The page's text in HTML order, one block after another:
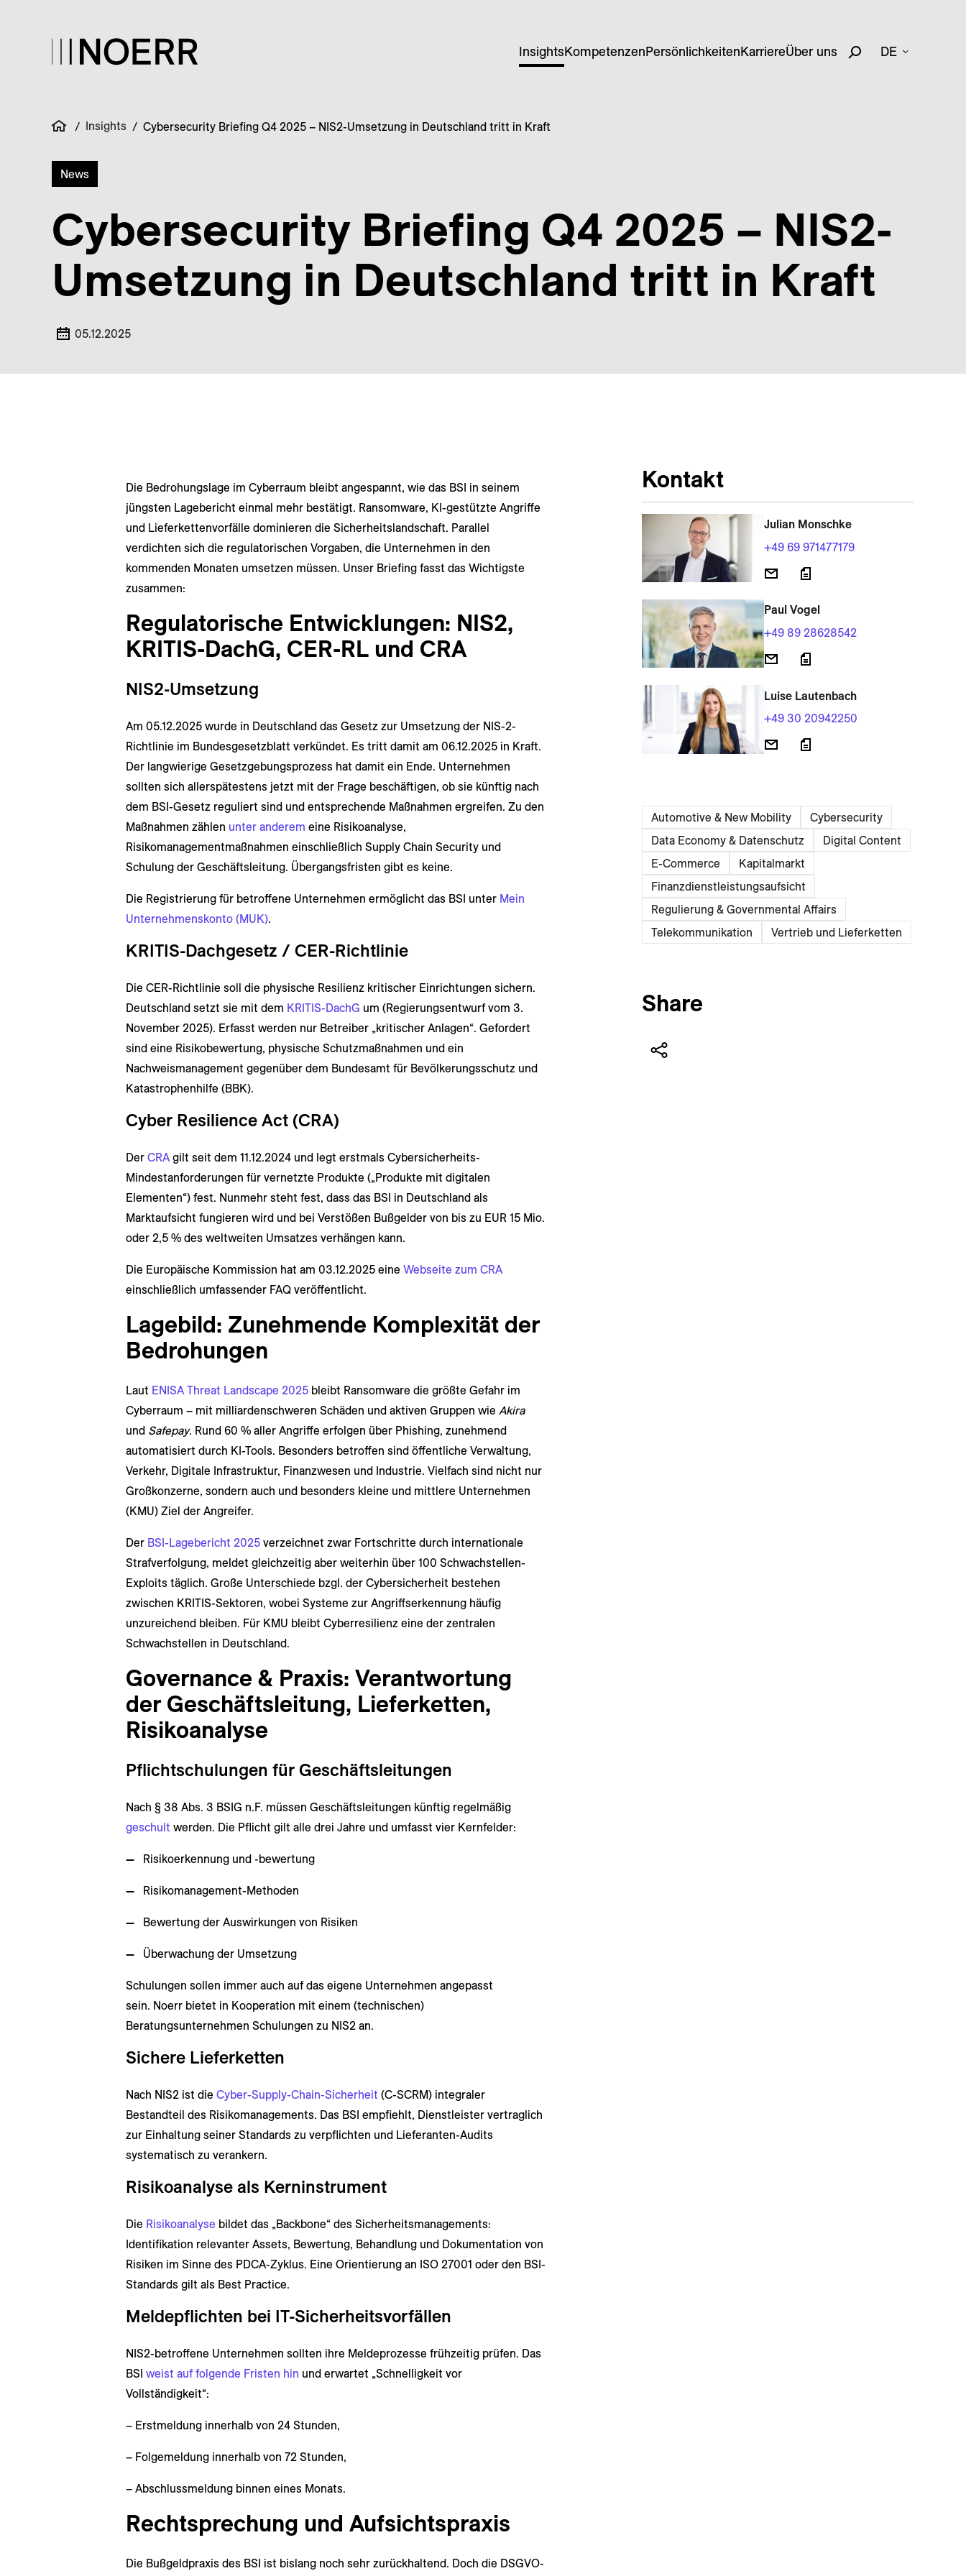
InsightsKompetenzenPersönlichkeitenKarriereÜber uns DE
/ Insights / Cybersecurity Briefing Q4 2025 – NIS2-Umsetzung in Deutschland tritt in Kraft
News
Cybersecurity Briefing Q4 2025 – NIS2-
Umsetzung in Deutschland tritt in Kraft
05.12.2025
Die Bedrohungslage im Cyberraum bleibt angespannt, wie das BSI in seinem
jüngsten Lagebericht einmal mehr bestätigt. Ransomware, KI-gestützte Angriffe
und Lieferkettenvorfälle dominieren die Sicherheitslandschaft. Parallel
verdichten sich die regulatorischen Vorgaben, die Unternehmen in den
kommenden Monaten umsetzen müssen. Unser Briefing fasst das Wichtigste
zusammen:
Regulatorische Entwicklungen: NIS2,
KRITIS-DachG, CER-RL und CRA
NIS2-Umsetzung
Am 05.12.2025 wurde in Deutschland das Gesetz zur Umsetzung der NIS-2-
Richtlinie im Bundesgesetzblatt verkündet. Es tritt damit am 06.12.2025 in Kraft.
Der langwierige Gesetzgebungsprozess hat damit ein Ende. Unternehmen
sollten sich allerspätestens jetzt mit der Frage beschäftigen, ob sie künftig nach
dem BSI-Gesetz reguliert sind und entsprechende Maßnahmen ergreifen. Zu den
Maßnahmen zählen unter anderem eine Risikoanalyse,
Risikomanagementmaßnahmen einschließlich Supply Chain Security und
Schulung der Geschäftsleitung. Übergangsfristen gibt es keine.
Die Registrierung für betroffene Unternehmen ermöglicht das BSI unter Mein
Unternehmenskonto (MUK).
KRITIS-Dachgesetz / CER-Richtlinie
Die CER-Richtlinie soll die physische Resilienz kritischer Einrichtungen sichern.
Deutschland setzt sie mit dem KRITIS-DachG um (Regierungsentwurf vom 3.
November 2025). Erfasst werden nur Betreiber „kritischer Anlagen“. Gefordert
sind eine Risikobewertung, physische Schutzmaßnahmen und ein
Nachweismanagement gegenüber dem Bundesamt für Bevölkerungsschutz und
Katastrophenhilfe (BBK).
Cyber Resilience Act (CRA)
Der CRAgilt seit dem 11.12.2024 und legt erstmals Cybersicherheits-
Mindestanforderungen für vernetzte Produkte („Produkte mit digitalen
Elementen“) fest. Nunmehr steht fest, dass das BSI in Deutschland als
Marktaufsicht fungieren wird und bei Verstößen Bußgelder von bis zu EUR 15 Mio.
oder 2,5 % des weltweiten Umsatzes verhängen kann.
Die Europäische Kommission hat am 03.12.2025 eine Webseite zum CRA
einschließlich umfassender FAQ veröffentlicht.
Lagebild: Zunehmende Komplexität der
Bedrohungen
Laut ENISA Threat Landscape 2025bleibt Ransomware die größte Gefahr im
Cyberraum – mit milliardenschweren Schäden und aktiven Gruppen wie Akira
und Safepay. Rund 60 % aller Angriffe erfolgen über Phishing, zunehmend
automatisiert durch KI-Tools. Besonders betroffen sind öffentliche Verwaltung,
Verkehr, Digitale Infrastruktur, Finanzwesen und Industrie. Vielfach sind nicht nur
Großkonzerne, sondern auch und besonders kleine und mittlere Unternehmen
(KMU) Ziel der Angreifer.
Der BSI-Lagebericht 2025verzeichnet zwar Fortschritte durch internationale
Strafverfolgung, meldet gleichzeitig aber weiterhin über 100 Schwachstellen-
Exploits täglich. Große Unterschiede bzgl. der Cybersicherheit bestehen
zwischen KRITIS-Sektoren, wobei Systeme zur Angriffserkennung häufig
unzureichend bleiben. Für KMU bleibt Cyberresilienz eine der zentralen
Schwachstellen in Deutschland.
Governance & Praxis: Verantwortung
der Geschäftsleitung, Lieferketten,
Risikoanalyse
Pflichtschulungen für Geschäftsleitungen
Nach § 38 Abs. 3 BSIG n.F. müssen Geschäftsleitungen künftig regelmäßig
geschult werden. Die Pflicht gilt alle drei Jahre und umfasst vier Kernfelder:
Risikoerkennung und -bewertung
Risikomanagement-Methoden
Bewertung der Auswirkungen von Risiken
Überwachung der Umsetzung
Schulungen sollen immer auch auf das eigene Unternehmen angepasst
sein. Noerr bietet in Kooperation mit einem (technischen)
Beratungsunternehmen Schulungen zu NIS2 an.
Sichere Lieferketten
Nach NIS2 ist die Cyber-Supply-Chain-Sicherheit (C-SCRM) integraler
Bestandteil des Risikomanagements. Das BSI empfiehlt, Dienstleister vertraglich
zur Einhaltung seiner Standards zu verpflichten und Lieferanten-Audits
systematisch zu verankern.
Risikoanalyse als Kerninstrument
Die Risikoanalyse bildet das „Backbone“ des Sicherheitsmanagements:
Identifikation relevanter Assets, Bewertung, Behandlung und Dokumentation von
Risiken im Sinne des PDCA-Zyklus. Eine Orientierung an ISO 27001 oder den BSI-
Standards gilt als Best Practice.
Meldepflichten bei IT-Sicherheitsvorfällen
NIS2-betroffene Unternehmen sollten ihre Meldeprozesse frühzeitig prüfen. Das
BSI weist auf folgende Fristen hin und erwartet „Schnelligkeit vor
Vollständigkeit“:
– Erstmeldung innerhalb von 24 Stunden,
– Folgemeldung innerhalb von 72 Stunden,
– Abschlussmeldung binnen eines Monats.
Rechtsprechung und Aufsichtspraxis
Die Bußgeldpraxis des BSI ist bislang noch sehr zurückhaltend. Doch die DSGVO-
Kontakt
Julian Monschke
+49 69 971477179
Paul Vogel
+49 89 28628542
Luise Lautenbach
+49 30 20942250
Automotive & New Mobility
Cybersecurity
Data Economy & Daten­schutz
Digital Content
E-Commerce
Kapitalmarkt
Finanzdienstleistungsaufsicht
Regulierung & Governmental Affairs
Telekommunikation
Vertrieb und Lieferketten
Share